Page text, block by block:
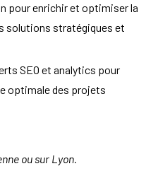
pour enrichir et optimiser la
solutions stratégiques et
SEO et analytics pour
optimale des projets
ou sur Lyon.